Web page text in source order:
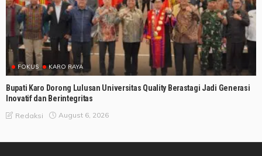
FOKUS KARO RAYA
Bupati Karo Dorong Lulusan Universitas Quality Berastagi Jadi Generasi
Inovatif dan Berintegritas
Redaksi August 6, 2026